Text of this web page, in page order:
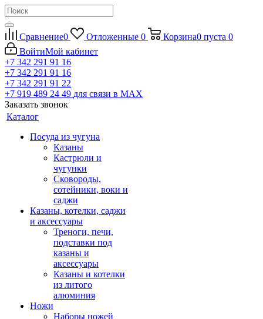
Сравнение0 Отложенные 0 Корзина0 пуста 0
ВойтиМой кабинет
+7 342 291 91 16
+7 342 291 91 16
+7 342 291 91 22
+7 919 489 24 49 для связи в МАХ
Заказать звонок
Каталог
Посуда из чугуна
Казаны
Кастрюли и
чугунки
Сковороды,
сотейники, воки и
саджи
Казаны, котелки, саджи
и аксессуары
Треноги, печи,
подставки под
казаны и
аксессуары
Казаны и котелки
из литого
алюминия
Ножи
Наборы ножей